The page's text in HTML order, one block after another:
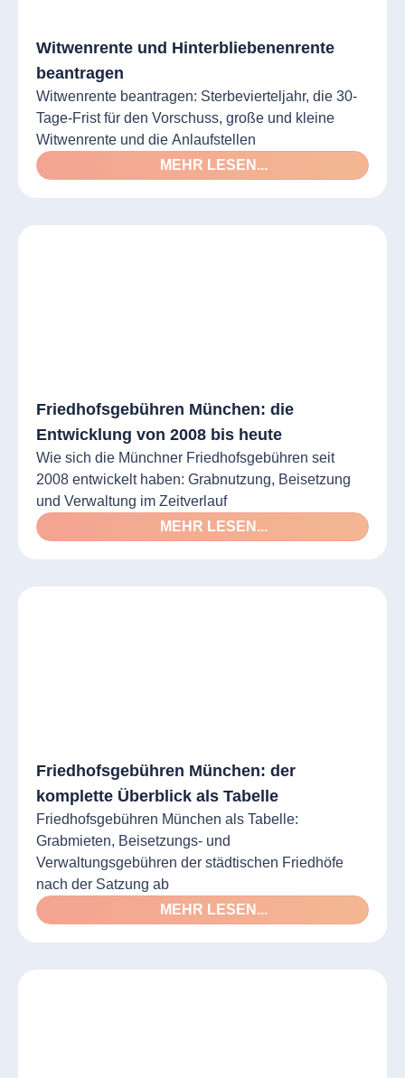
Witwenrente und Hinterbliebenenrente
beantragen
Witwenrente beantragen: Sterbevierteljahr, die 30-
Tage-Frist für den Vorschuss, große und kleine
Witwenrente und die Anlaufstellen
MEHR LESEN...
Friedhofsgebühren München: die
Entwicklung von 2008 bis heute
Wie sich die Münchner Friedhofsgebühren seit
2008 entwickelt haben: Grabnutzung, Beisetzung
und Verwaltung im Zeitverlauf
MEHR LESEN...
Friedhofsgebühren München: der
komplette Überblick als Tabelle
Friedhofsgebühren München als Tabelle:
Grabmieten, Beisetzungs- und
Verwaltungsgebühren der städtischen Friedhöfe
nach der Satzung ab
MEHR LESEN...